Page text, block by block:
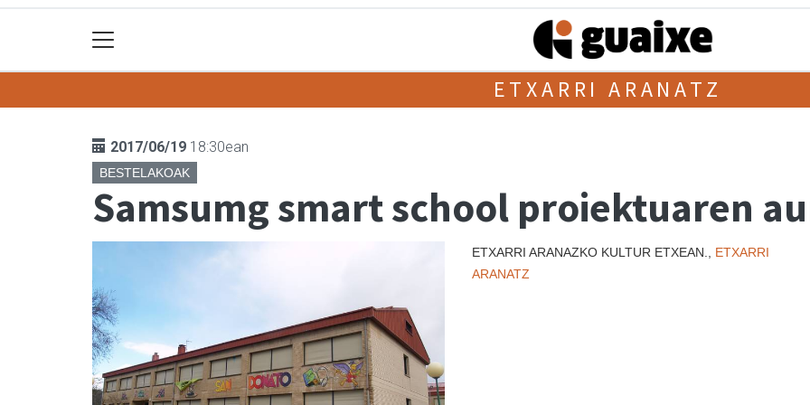
ETXARRI ARANATZ
2017/06/19 18:30ean
BESTELAKOAK
Samsumg smart school proiektuaren
ETXARRI ARANAZKO KULTUR ETXEAN., ETXARRI
ARANATZ